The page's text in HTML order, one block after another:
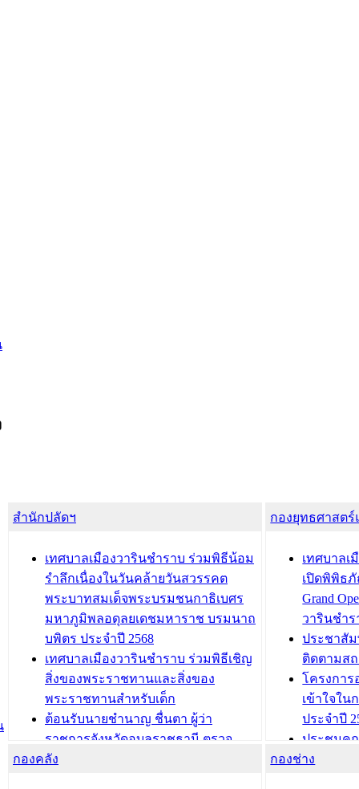
สำนักปลัดฯ
เทศบาลเมืองวารินชำราบ ร่วมพิธีน้อม
รำลึกเนื่องในวันคล้ายวันสวรรคต
พระบาทสมเด็จพระบรมชนกาธิเบศร
มหาภูมิพลอดุลยเดชมหาราช บรมนาถ
บพิตร ประจำปี 2568
เทศบาลเมืองวารินชำราบ ร่วมพิธีเชิญ
สิ่งของพระราชทานและสิ่งของ
พระราชทานสำหรับเด็ก
ต้อนรับนายชำนาญ ชื่นตา ผู้ว่า
ราชการจังหวัดอุบลราชธานี ตรวจ
ความเรียบร้อยของสถานที่ในการเตรี
กองยุทธศาสต
เทศบาลเ
เปิดพิพิธภั
Grand
วารินชำร
ประชาสัม
ติดตามส
โครงกา
เข้าใจใน
ประจำปี
ประชุมค
ความเสี่ย
กองคลัง กองช่าง